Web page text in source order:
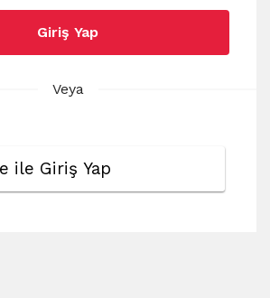
Giriş Yap
Veya
ile Giriş Yap